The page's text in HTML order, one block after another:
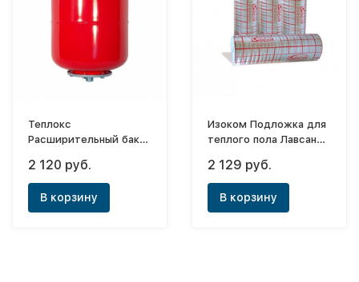
Теплокс
Расширительный бак
2 120 руб.
В корзину
Изоком Подложка для
теплого пола Лавсан
2 129 руб.
В корзину